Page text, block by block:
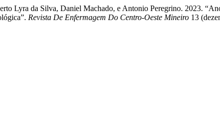
Lyra da Silva, Daniel Machado, e Antonio Peregrino. 2023.
Revista De Enfermagem Do Centro-Oeste Mineiro 13